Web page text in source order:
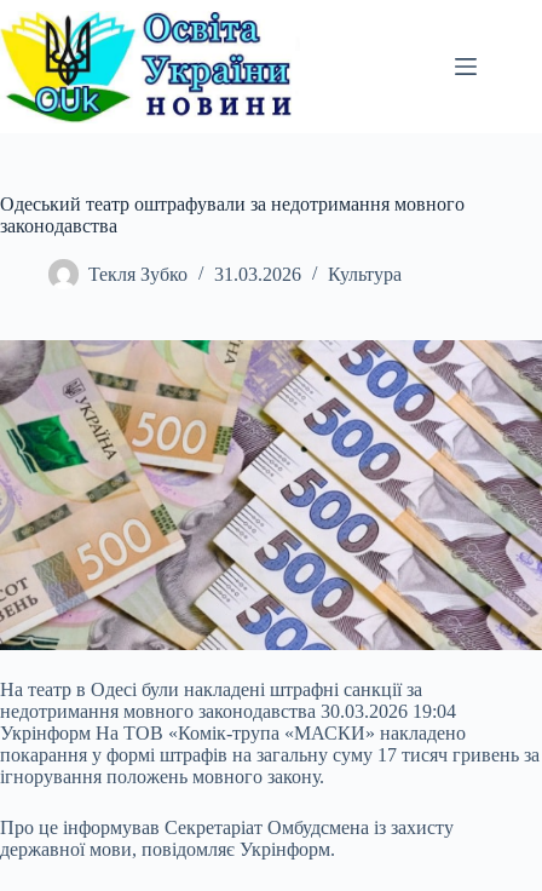
Перейти
до
вмісту
Одеський театр оштрафували за недотримання мовного
законодавства
Текля Зубко 31.03.2026 Культура
На театр в Одесі були накладені штрафні санкції за
недотримання мовного законодавства 30.03.2026 19:04
Укрінформ На ТОВ «Комік-трупа «МАСКИ» накладено
покарання у формі штрафів на загальну суму 17 тисяч гривень за
ігнорування положень мовного закону.
Про це інформував Секретаріат Омбудсмена із захисту
державної мови, повідомляє Укрінформ.